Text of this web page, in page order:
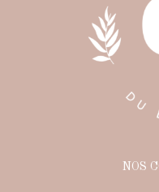
NOS